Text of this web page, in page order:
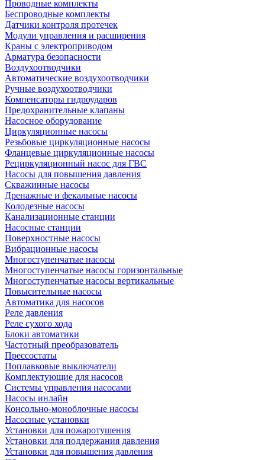
Проводные комплекты
Беспроводные комплекты
Датчики контроля протечек
Модули управления и расширения
Краны с электроприводом
Арматура безопасности
Воздухоотводчики
Автоматические воздухоотводчики
Ручные воздухоотводчики
Компенсаторы гидроударов
Предохранительные клапаны
Насосное оборудование
Циркуляционные насосы
Резьбовые циркуляционные насосы
Фланцевые циркуляционные насосы
Рециркуляционный насос для ГВС
Насосы для повышения давления
Скважинные насосы
Дренажные и фекальные насосы
Колодезные насосы
Канализационные станции
Насосные станции
Поверхностные насосы
Вибрационные насосы
Многоступенчатые насосы
Многоступенчатые насосы горизонтальные
Многоступенчатые насосы вертикальные
Повысительные насосы
Автоматика для насосов
Реле давления
Реле сухого хода
Блоки автоматики
Частотный преобразователь
Прессостаты
Поплавковые выключатели
Комплектующие для насосов
Системы управления насосами
Насосы инлайн
Консольно-моноблочные насосы
Насосные установки
Установки для пожаротушения
Установки для поддержания давления
Установки для повышения давления